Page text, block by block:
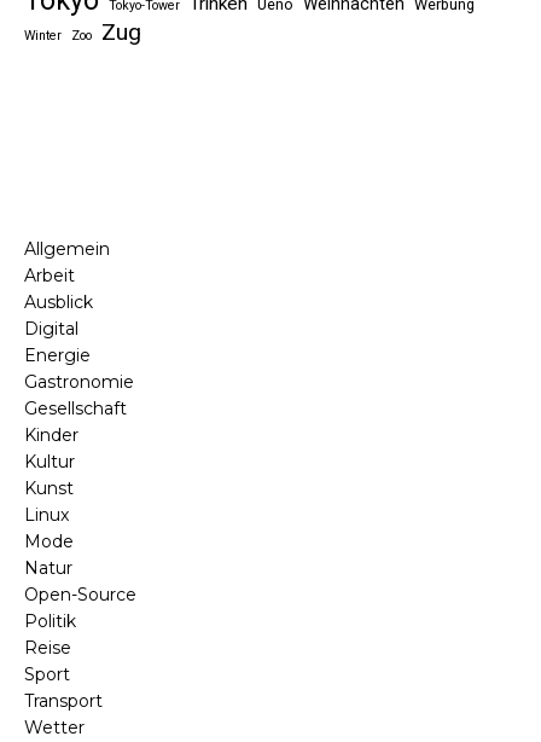
Tokyo-Tower Ueno Werbung
Winter Zoo Zug
Allgemein
Arbeit
Ausblick
Digital
Energie
Gastronomie
Gesellschaft
Kinder
Kultur
Kunst
Linux
Mode
Natur
Open-Source
Politik
Reise
Sport
Transport
Wetter